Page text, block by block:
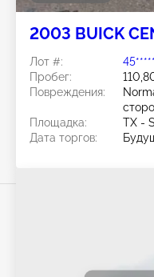
2003 BUICK
Лот #:
Пробег:
Повреждения:
Площадка:
TX -
Дата торгов: